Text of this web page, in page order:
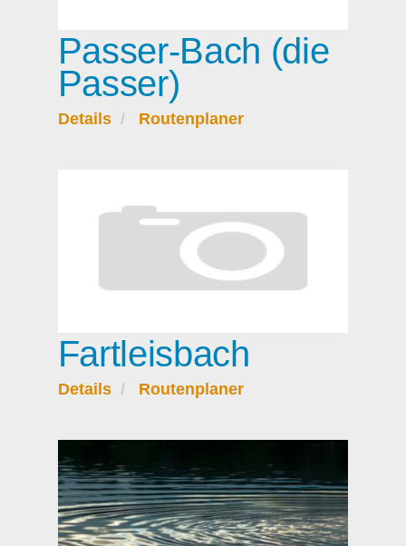
Passer-Bach (die
Passer)
Details Routenplaner
Fartleisbach
Details Routenplaner